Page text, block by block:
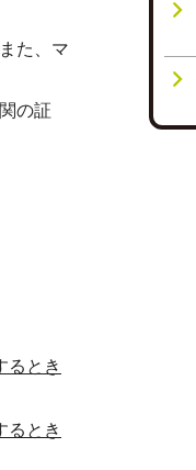
た、マ
の証
るとき
るとき